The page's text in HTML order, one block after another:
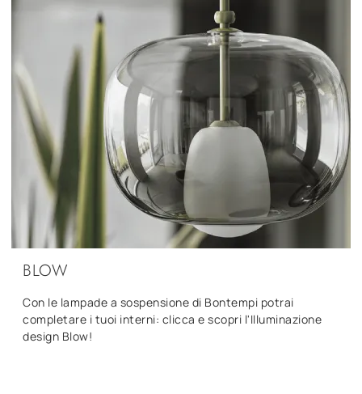
BLOW
Con le lampade a sospensione di Bontempi potrai
completare i tuoi interni: clicca e scopri l'Illuminazione
design Blow!